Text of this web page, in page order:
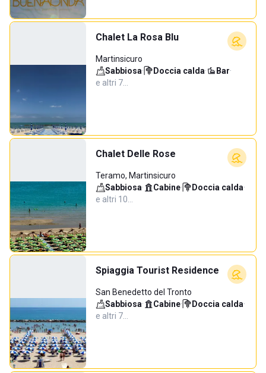
Chalet La Rosa Blu
Martinsicuro
Sabbiosa· Doccia calda· Bar·
e altri 7…
Chalet Delle Rose
Teramo, Martinsicuro
Sabbiosa· Cabine· Doccia calda·
e altri 10…
Spiaggia Tourist Residence
San Benedetto del Tronto
Sabbiosa· Cabine· Doccia calda·
e altri 7…